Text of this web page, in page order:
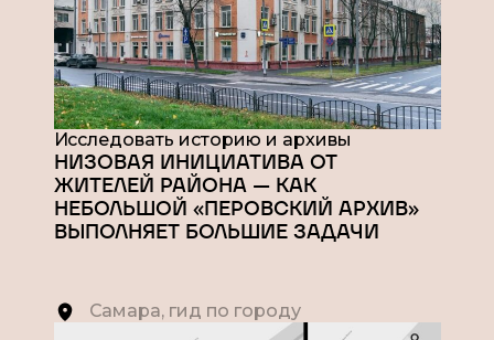
Исследовать историю и архивы
НИЗОВАЯ ИНИЦИАТИВА ОТ
ЖИТЕЛЕЙ РАЙОНА — КАК
НЕБОЛЬШОЙ «ПЕРОВСКИЙ АРХИВ»
ВЫПОЛНЯЕТ БОЛЬШИЕ ЗАДАЧИ
Самара, гид по городу